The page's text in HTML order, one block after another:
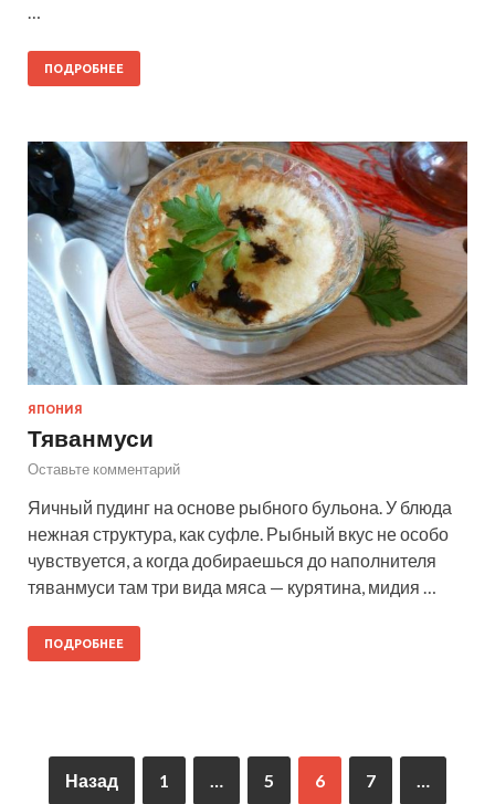
…
ПОДРОБНЕЕ
ЯПОНИЯ
Тяванмуси
Оставьте комментарий
Яичный пудинг на основе рыбного бульона. У блюда
нежная структура, как суфле. Рыбный вкус не особо
чувствуется, а когда добираешься до наполнителя
тяванмуси там три вида мяса — курятина, мидия …
ПОДРОБНЕЕ
Назад 1 5 6 7